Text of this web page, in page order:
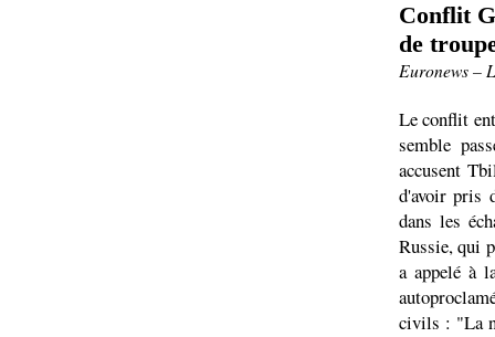
Conflit
de
Euronews –
Le conflit
semble
accusent
d'avoir pris
dans les
Russie, qui
a appelé à
civils : "La